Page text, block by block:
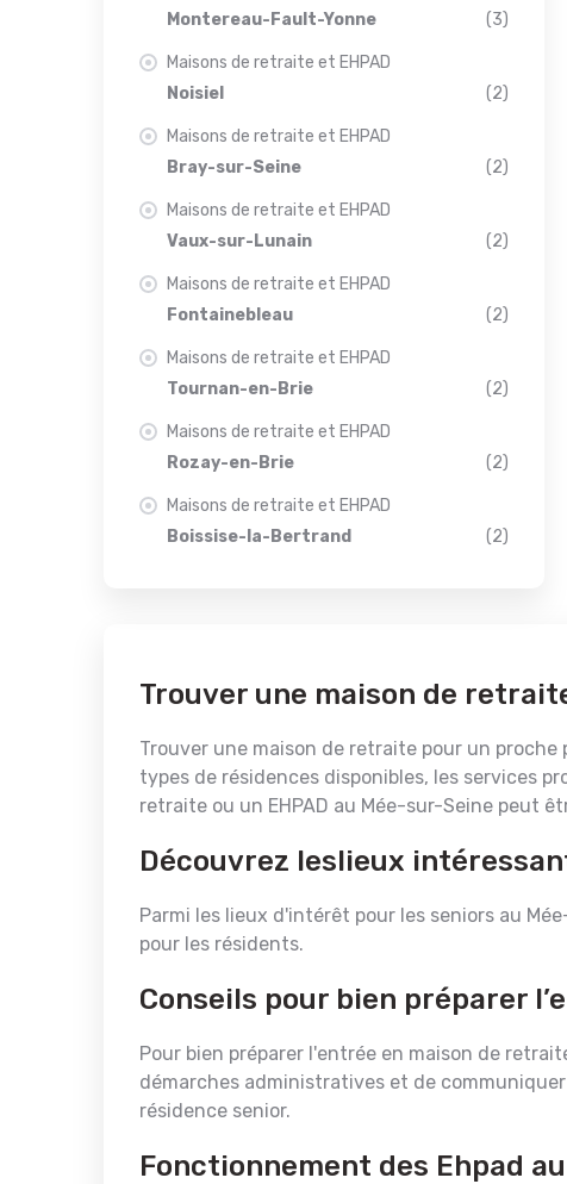
Montereau-Fault-Yonne
(3)
Maisons de retraite et EHPAD
Noisiel
(2)
Maisons de retraite et EHPAD
Bray-sur-Seine
(2)
Maisons de retraite et EHPAD
Vaux-sur-Lunain
(2)
Maisons de retraite et EHPAD
Fontainebleau
(2)
Maisons de retraite et EHPAD
Tournan-en-Brie
(2)
Maisons de retraite et EHPAD
Rozay-en-Brie
(2)
Maisons de retraite et EHPAD
Boissise-la-Bertrand
(2)
Trouver une maison de
Trouver une maison de retraite pour un
types de résidences disponibles, les services
retraite ou un EHPAD au Mée-sur-Seine peut
Découvrez leslieux
Parmi les lieux d'intérêt pour les seniors au
pour les résidents.
Conseils pour bien préparer
Pour bien préparer l'entrée en maison de
démarches administratives et de
résidence senior.
Fonctionnement des Ehpad